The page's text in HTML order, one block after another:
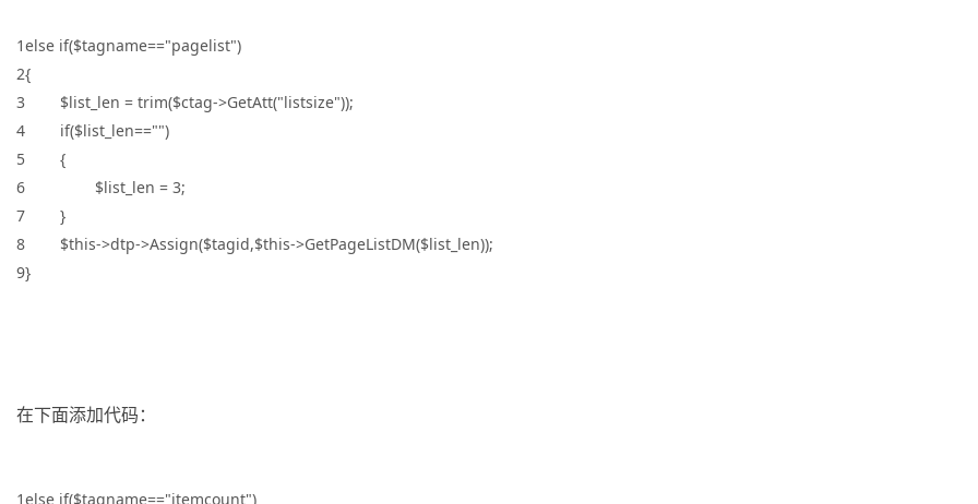
1else if($tagname=="pagelist")
2{
3 $list_len = trim($ctag->GetAtt("listsize"));
4 if($list_len=="")
5 {
6 $list_len = 3;
7 }
8 $this->dtp->Assign($tagid,$this->GetPageListDM($list_len));
9}
在下面添加代码：
1else if($tagname=="itemcount")